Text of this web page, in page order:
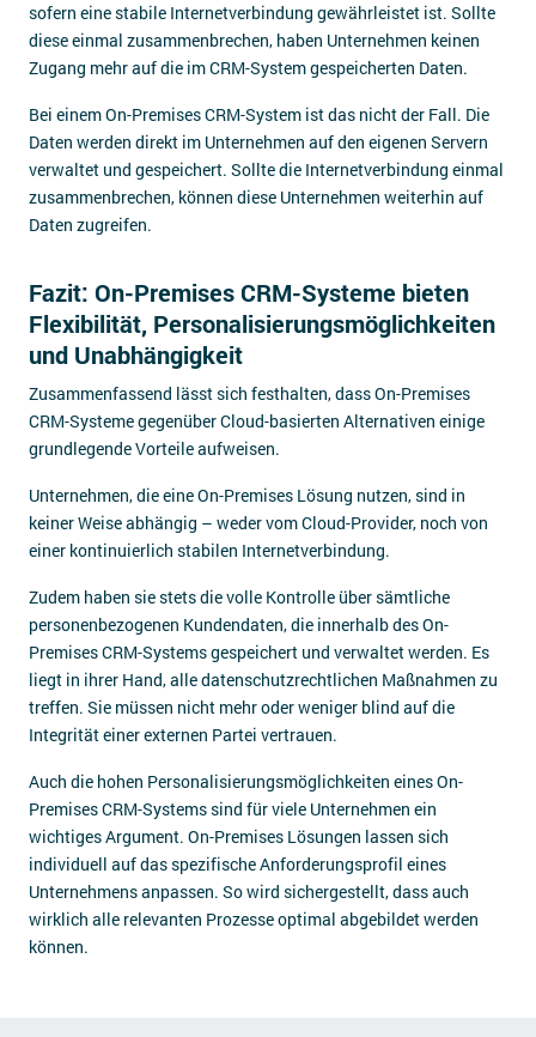
sofern eine stabile Internetverbindung gewährleistet ist. Sollte
diese einmal zusammenbrechen, haben Unternehmen keinen
Zugang mehr auf die im CRM-System gespeicherten Daten.
Bei einem On-Premises CRM-System ist das nicht der Fall. Die
Daten werden direkt im Unternehmen auf den eigenen Servern
verwaltet und gespeichert. Sollte die Internetverbindung einmal
zusammenbrechen, können diese Unternehmen weiterhin auf
Daten zugreifen.
Fazit: On-Premises CRM-Systeme bieten
Flexibilität, Personalisierungsmöglichkeiten
und Unabhängigkeit
Zusammenfassend lässt sich festhalten, dass On-Premises
CRM-Systeme gegenüber Cloud-basierten Alternativen einige
grundlegende Vorteile aufweisen.
Unternehmen, die eine On-Premises Lösung nutzen, sind in
keiner Weise abhängig – weder vom Cloud-Provider, noch von
einer kontinuierlich stabilen Internetverbindung.
Zudem haben sie stets die volle Kontrolle über sämtliche
personenbezogenen Kundendaten, die innerhalb des On-
Premises CRM-Systems gespeichert und verwaltet werden. Es
liegt in ihrer Hand, alle datenschutzrechtlichen Maßnahmen zu
treffen. Sie müssen nicht mehr oder weniger blind auf die
Integrität einer externen Partei vertrauen.
Auch die hohen Personalisierungsmöglichkeiten eines On-
Premises CRM-Systems sind für viele Unternehmen ein
wichtiges Argument. On-Premises Lösungen lassen sich
individuell auf das spezifische Anforderungsprofil eines
Unternehmens anpassen. So wird sichergestellt, dass auch
wirklich alle relevanten Prozesse optimal abgebildet werden
können.